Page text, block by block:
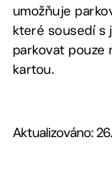
umožňuje
které sousedí s
parkovat pouze
kartou.
Aktualizováno: